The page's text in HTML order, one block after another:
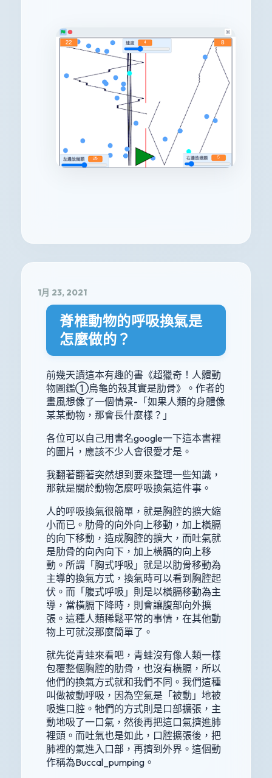
1月 23, 2021
脊椎動物的呼吸換氣是
怎麼做的？
前幾天讀這本有趣的書《超獵奇！人體動
物圖鑑①烏龜的殼其實是肋骨》。作者的
畫風想像了一個情景-「如果人類的身體像
某某動物，那會長什麼樣？」
各位可以自己用書名google一下這本書裡
的圖片，應該不少人會很愛才是。
我翻著翻著突然想到要來整理一些知識，
那就是關於動物怎麼呼吸換氣這件事。
人的呼吸換氣很簡單，就是胸腔的擴大縮
小而已。肋骨的向外向上移動，加上橫膈
的向下移動，造成胸腔的擴大，而吐氣就
是肋骨的向內向下，加上橫膈的向上移
動。所謂「胸式呼吸」就是以肋骨移動為
主導的換氣方式，換氣時可以看到胸腔起
伏。而「腹式呼吸」則是以橫膈移動為主
導，當橫膈下降時，則會讓腹部向外擴
張。這種人類稀鬆平常的事情，在其他動
物上可就沒那麼簡單了。
就先從青蛙來看吧，青蛙沒有像人類一樣
包覆整個胸腔的肋骨，也沒有橫膈，所以
他們的換氣方式就和我們不同。我們這種
叫做被動呼吸，因為空氣是「被動」地被
吸進口腔。牠們的方式則是口部擴張，主
動地吸了一口氣，然後再把這口氣擠進肺
裡頭。而吐氣也是如此，口腔擴張後，把
肺裡的氣進入口部，再擠到外界。這個動
作稱為Buccal_pumping。